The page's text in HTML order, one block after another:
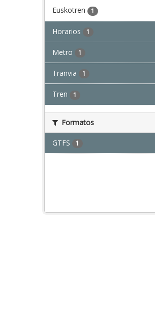
Euskotren 1
Horarios 1
Metro 1
Tranvia 1
Tren 1
Formatos
GTFS 1